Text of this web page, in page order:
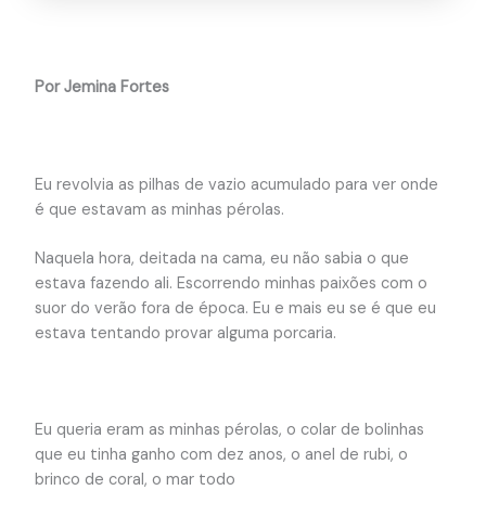
Por Jemina Fortes
Eu revolvia as pilhas de vazio acumulado para ver onde
é que estavam as minhas pérolas.
Naquela hora, deitada na cama, eu não sabia o que
estava fazendo ali. Escorrendo minhas paixões com o
suor do verão fora de época. Eu e mais eu se é que eu
estava tentando provar alguma porcaria.
Eu queria eram as minhas pérolas, o colar de bolinhas
que eu tinha ganho com dez anos, o anel de rubi, o
brinco de coral, o mar todo